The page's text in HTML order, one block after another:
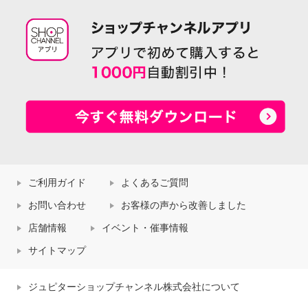
ご利用ガイド よくあるご質問
お問い合わせ お客様の声から改善しました
店舗情報 イベント・催事情報
サイトマップ
ジュピターショップチャンネル株式会社について